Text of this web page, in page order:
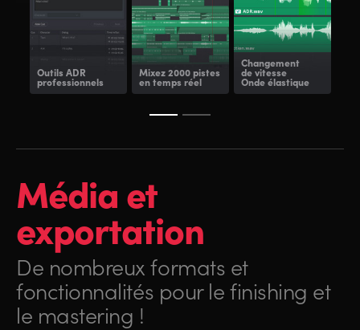
Outils ADR
professionnels
Mixez 2000 pistes
en temps réel
Changement
de vitesse
Onde élastique
Média et
exportation
De nombreux formats et
fonctionnalités pour le finishing et
le mastering !